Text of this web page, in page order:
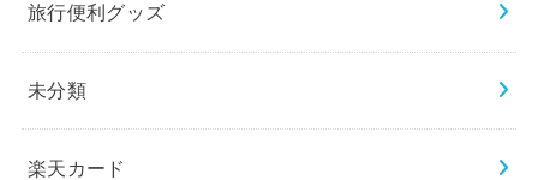
旅行便利グッズ
未分類
楽天カード